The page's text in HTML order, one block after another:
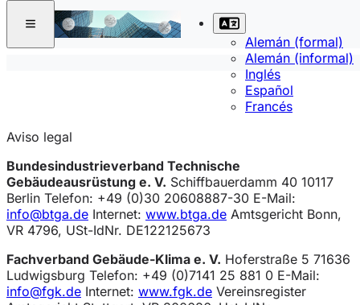
Alemán (formal)
Alemán (informal)
Inglés
Español
Francés
Aviso legal
Bundesindustrieverband Technische
Gebäudeausrüstung e. V. Schiffbauerdamm 40 10117
Berlin Telefon: +49 (0)30 20608887-30 E-Mail:
info@btga.de Internet: www.btga.de Amtsgericht Bonn,
VR 4796, USt-IdNr. DE122125673
Fachverband Gebäude-Klima e. V. Hoferstraße 5 71636
Ludwigsburg Telefon: +49 (0)7141 25 881 0 E-Mail:
info@fgk.de Internet: www.fgk.de Vereinsregister